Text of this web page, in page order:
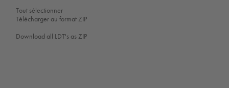
Tout sélectionner
Télécharger au format ZIP
Download all LDT's as ZIP